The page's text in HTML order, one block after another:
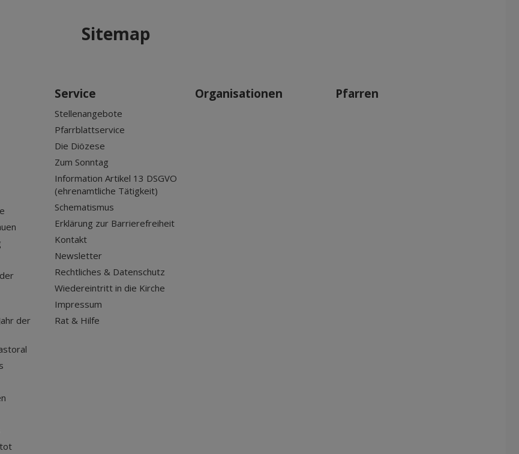
Sitemap
der
Service
Stellenangebote
Pfarrblattservice
Die Diözese
Zum Sonntag
Information Artikel 13 DSGVO
(ehrenamtliche Tätigkeit)
Schematismus
Erklärung zur Barrierefreiheit
Kontakt
Newsletter
Rechtliches & Datenschutz
Wiedereintritt in die Kirche
Impressum
Rat & Hilfe
Organisationen Pfarren